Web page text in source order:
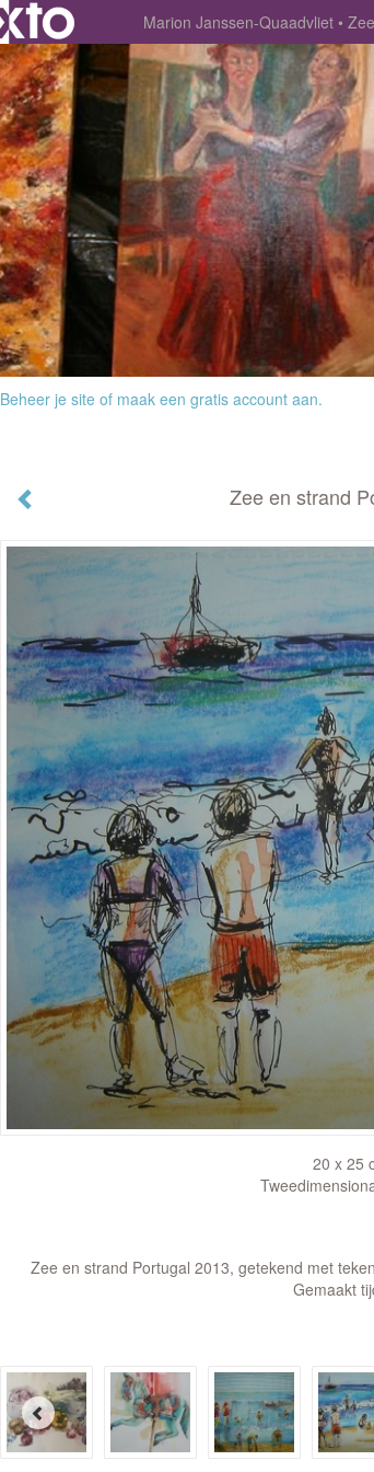
Marion Janssen-Quaadvliet
Beheer je site of maak een gratis account aan.
Zee en strand
20 x 25
Zee en strand Portugal 2013, getekend met
Gemaakt